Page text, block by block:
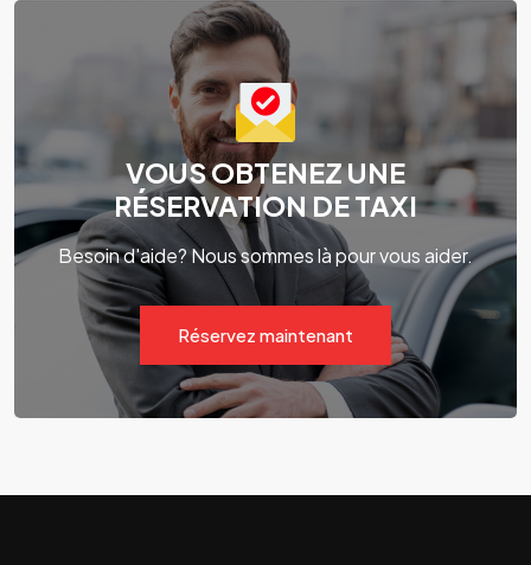
VOUS OBTENEZ UNE
RÉSERVATION DE TAXI
Besoin d'aide? Nous sommes là pour vous aider.
Réservez maintenant